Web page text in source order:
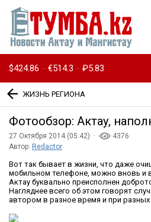
$424.86 · €514.3 · ₽5.83
ЖИЗНЬ РЕГИОНА
Фотообзор: Актау,
27 Октября 2014 (05:42) ·
4376
Автор: Redactor
Вот так бывает в жизни, что даже
мобильном телефоне, можно вновь и
Актау буквально преисполнен
Нагляднее всего об этом говорят
автором в разное время и при разных